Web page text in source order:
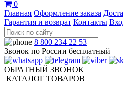
0
Главная Оформление заказа
Гарантия и возврат Контакты
8 800 234 22 53
Звонок по России бесплатный
ОБРАТНЫЙ ЗВОНОК
КАТАЛОГ ТОВАРОВ